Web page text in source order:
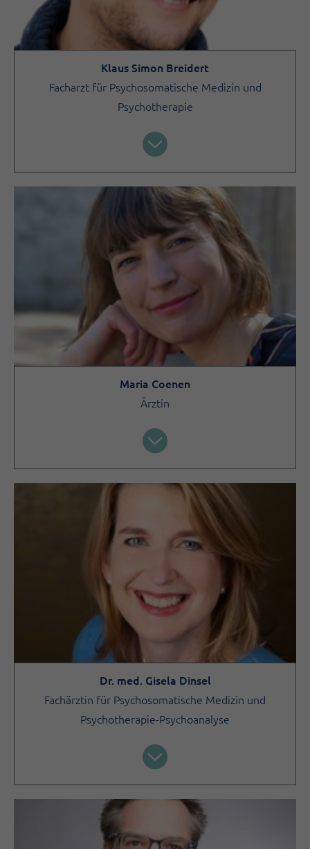
Klaus Simon Breidert
Facharzt für Psychosomatische Medizin und
Psychotherapie
Maria Coenen
Ärztin
Dr. med. Gisela Dinsel
Fachärztin für Psychosomatische Medizin und
Psychotherapie-Psychoanalyse